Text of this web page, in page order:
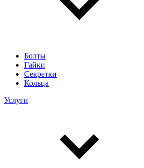
Болты
Гайки
Секретки
Кольца
Услуги